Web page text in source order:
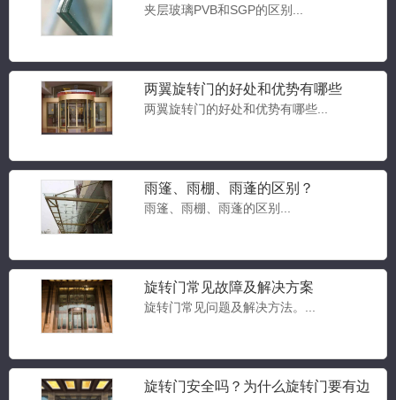
夹层玻璃PVB和SGP的区别...
两翼旋转门的好处和优势有哪些
两翼旋转门的好处和优势有哪些...
雨篷、雨棚、雨蓬的区别？
雨篷、雨棚、雨蓬的区别...
旋转门常见故障及解决方案
旋转门常见问题及解决方法。...
旋转门安全吗？为什么旋转门要有边
两翼旋转门...
豪华三翼自动旋转门
三翼旋转门...